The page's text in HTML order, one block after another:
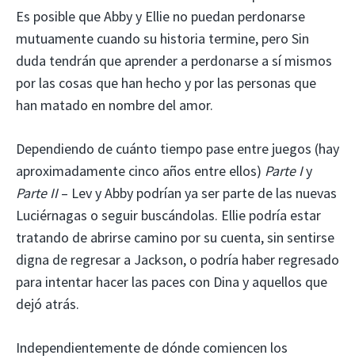
Es posible que Abby y Ellie no puedan perdonarse
mutuamente cuando su historia termine, pero Sin
duda tendrán que aprender a perdonarse a sí mismos
por las cosas que han hecho y por las personas que
han matado en nombre del amor.
Dependiendo de cuánto tiempo pase entre juegos (hay
aproximadamente cinco años entre ellos) Parte Iy
Parte II– Lev y Abby podrían ya ser parte de las nuevas
Luciérnagas o seguir buscándolas. Ellie podría estar
tratando de abrirse camino por su cuenta, sin sentirse
digna de regresar a Jackson, o podría haber regresado
para intentar hacer las paces con Dina y aquellos que
dejó atrás.
Independientemente de dónde comiencen los